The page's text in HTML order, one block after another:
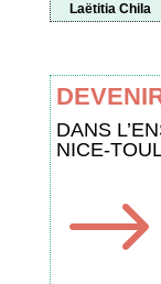
Laëtitia Chila
DANS
NICE-
$